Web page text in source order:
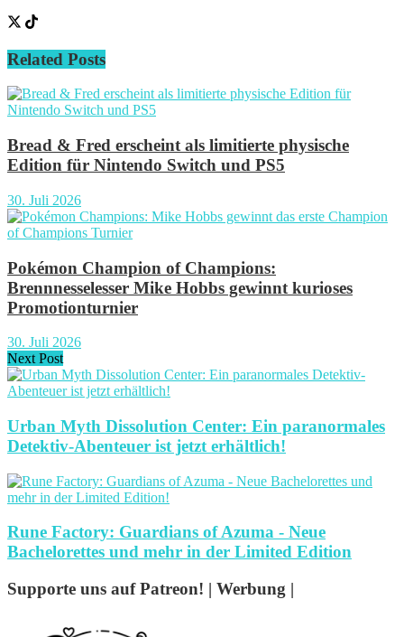
Related Posts
Bread & Fred erscheint als limitierte physische
Edition für Nintendo Switch und PS5
30. Juli 2026
Pokémon Champion of Champions:
Brennnesselesser Mike Hobbs gewinnt kurioses
Promotionturnier
30. Juli 2026
Next Post
Urban Myth Dissolution Center: Ein paranormales
Detektiv-Abenteuer ist jetzt erhältlich!
Rune Factory: Guardians of Azuma - Neue
Bachelorettes und mehr in der Limited Edition
Supporte uns auf Patreon! | Werbung |